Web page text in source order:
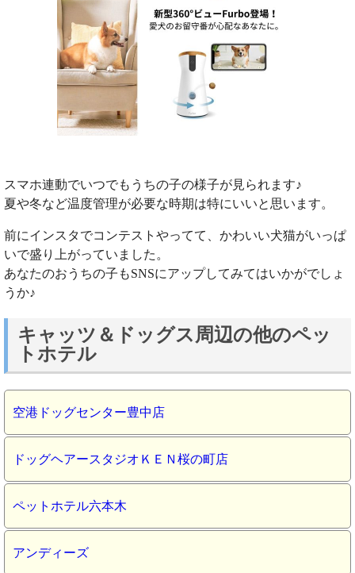
スマホ連動でいつでもうちの子の様子が見られます♪
夏や冬など温度管理が必要な時期は特にいいと思います。
前にインスタでコンテストやってて、かわいい犬猫がいっぱ
いで盛り上がっていました。
あなたのおうちの子もSNSにアップしてみてはいかがでしょ
うか♪
キャッツ＆ドッグス周辺の他のペッ
トホテル
空港ドッグセンター豊中店
ドッグヘアースタジオＫＥＮ桜の町店
ペットホテル六本木
アンディーズ